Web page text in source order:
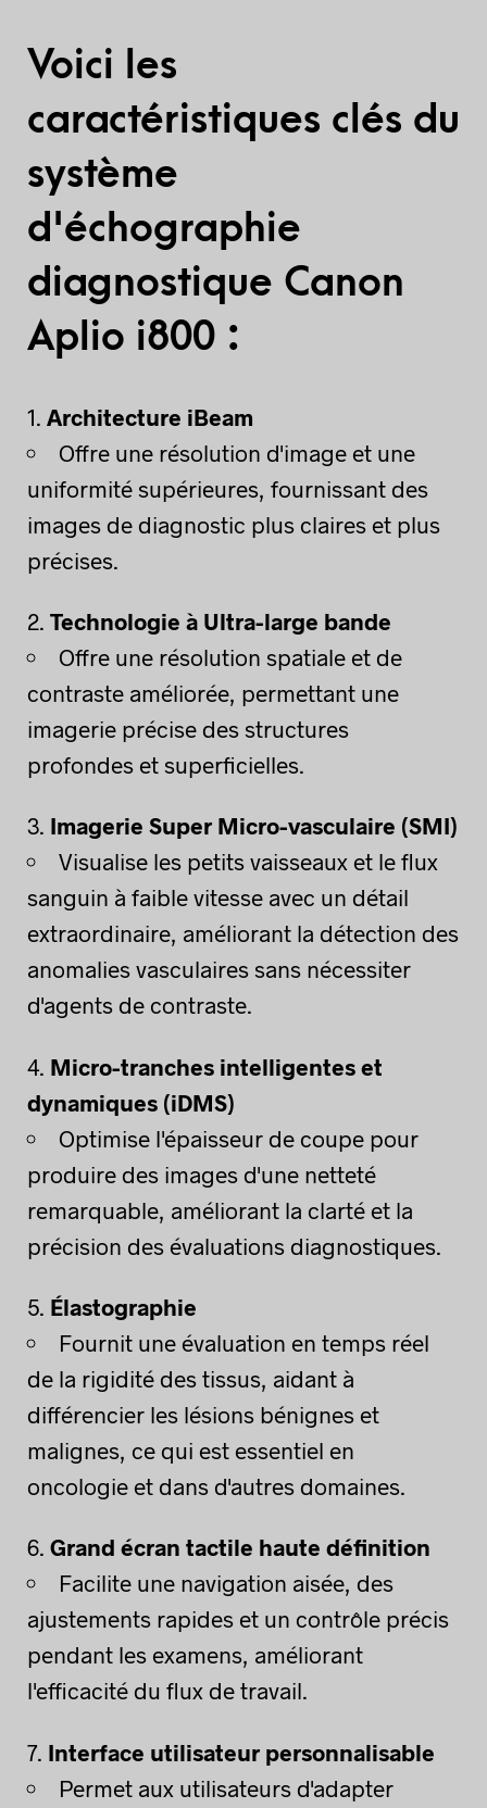
Voici les
caractéristiques clés du
système
d'échographie
diagnostique Canon
Aplio i800 :
Architecture iBeam
Offre une résolution d'image et une
uniformité supérieures, fournissant des
images de diagnostic plus claires et plus
précises.
Technologie à Ultra-large bande
Offre une résolution spatiale et de
contraste améliorée, permettant une
imagerie précise des structures
profondes et superficielles.
Imagerie Super Micro-vasculaire (SMI)
Visualise les petits vaisseaux et le flux
sanguin à faible vitesse avec un détail
extraordinaire, améliorant la détection des
anomalies vasculaires sans nécessiter
d'agents de contraste.
Micro-tranches intelligentes et
dynamiques (iDMS)
Optimise l'épaisseur de coupe pour
produire des images d'une netteté
remarquable, améliorant la clarté et la
précision des évaluations diagnostiques.
Élastographie
Fournit une évaluation en temps réel
de la rigidité des tissus, aidant à
différencier les lésions bénignes et
malignes, ce qui est essentiel en
oncologie et dans d'autres domaines.
Grand écran tactile haute définition
Facilite une navigation aisée, des
ajustements rapides et un contrôle précis
pendant les examens, améliorant
l'efficacité du flux de travail.
Interface utilisateur personnalisable
Permet aux utilisateurs d'adapter